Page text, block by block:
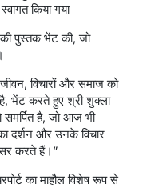
किया गया
की पुस्तक भेंट की, जो
विचारों और समाज को
है, भेंट करते हुए श्री शुक्ला
समर्पित है, जो आज भी
दर्शन और उनके विचार
करते हैं।”
का माहौल विशेष रूप से